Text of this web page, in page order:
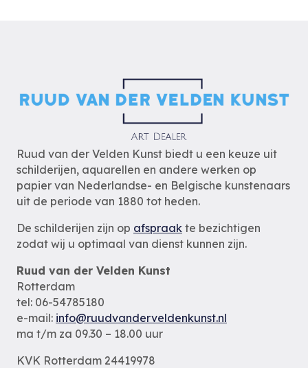
Ruud van der Velden Kunst biedt u een keuze uit
schilderijen, aquarellen en andere werken op
papier van Nederlandse- en Belgische kunstenaars
uit de periode van 1880 tot heden.
De schilderijen zijn op afspraak te bezichtigen
zodat wij u optimaal van dienst kunnen zijn.
Ruud van der Velden Kunst
Rotterdam
tel: 06-54785180
e-mail: info@ruudvanderveldenkunst.nl
ma t/m za 09.30 – 18.00 uur
KVK Rotterdam 24419978